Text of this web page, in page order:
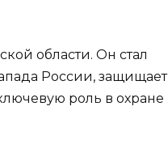
области. Он стал
России, защищает
роль в охране